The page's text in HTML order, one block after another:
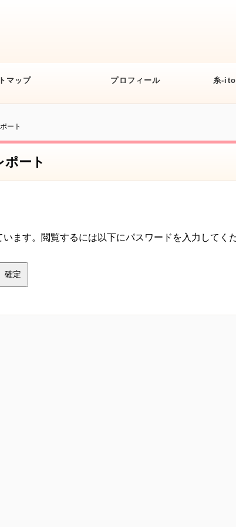
マップ プロフィール 糸-
ート
ート
ます。閲覧するには以下にパスワードを入力してく